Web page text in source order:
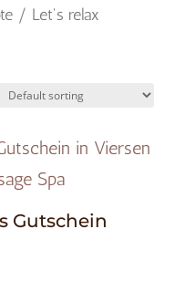
/ Let's relax
Gutschein